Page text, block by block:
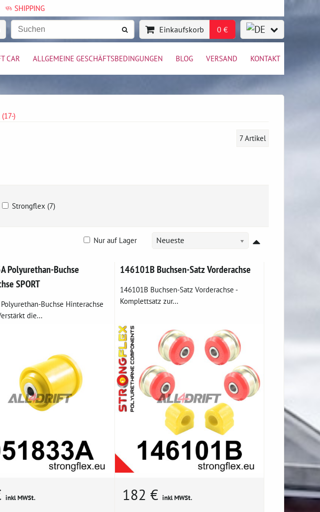
SHIPPING
Einkaufskorb 0 €
CAR ALLGEMEINE GESCHÄFTSBEDINGUNGEN BLOG VERSAND KONTAKT
)
7 Artikel
Strongflex (7)
Neueste
Nur auf Lager
Polyurethan-Buchse
SPORT
Buchse Hinterachse
die...
inkl MWSt.
146101B Buchsen-Satz Vorderachse
146101B Buchsen-Satz Vorderachse -
Komplettsatz zur...
182 €inkl MWSt.